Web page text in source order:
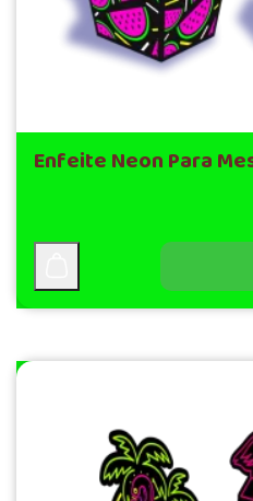
Enfeite Neon Para